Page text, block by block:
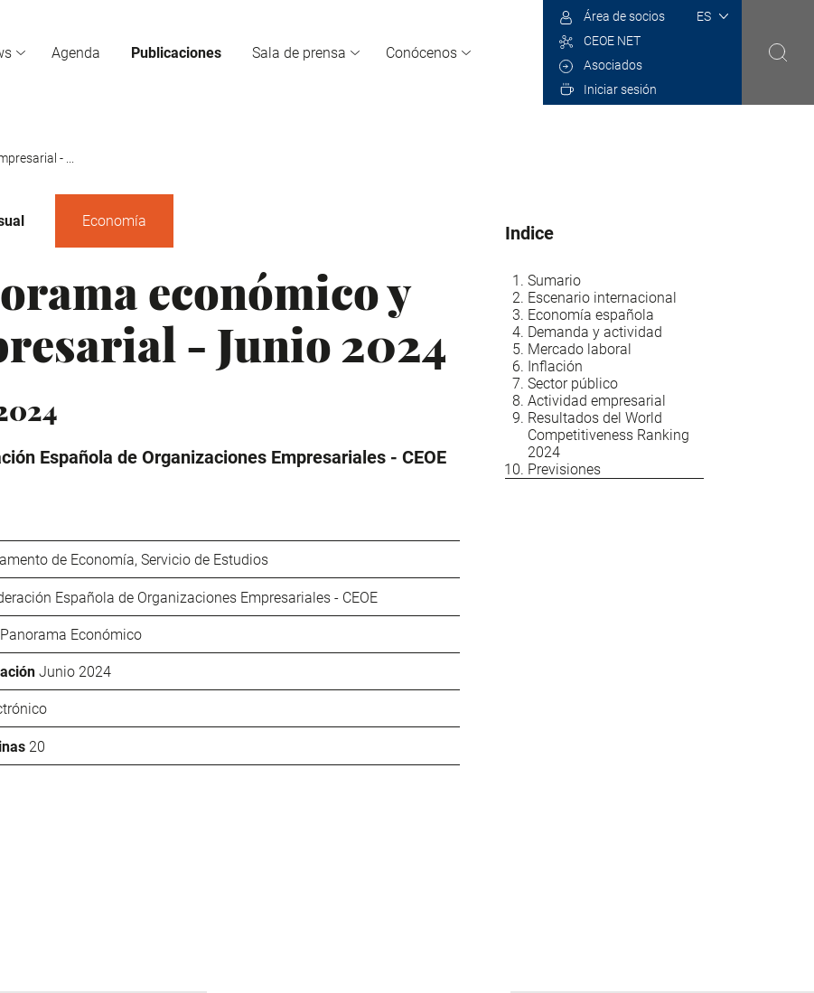
Agenda Publicaciones Sala de prensa Conócenos
Select
Área de socios
CEOE NET
Asociados
Iniciar sesión
- ...
Economía
económico y
- Junio 2024
Española de Organizaciones Empresariales - CEOE
de Economía, Servicio de Estudios
Española de Organizaciones Empresariales - CEOE
Panorama Económico
Junio 2024
20
Indice
Sumario
Escenario internacional
Economía española
Demanda y actividad
Mercado laboral
Inflación
Sector público
Actividad empresarial
Resultados del World
Competitiveness Ranking
2024
Previsiones